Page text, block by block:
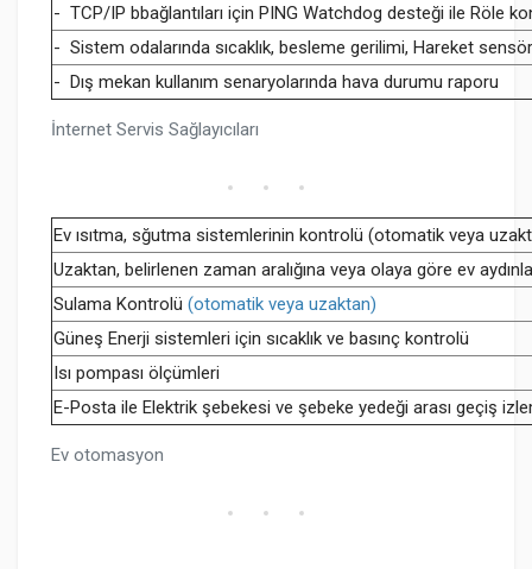
İnternet Servis Sağlayıcıları
- TCP/IP bbağlantıları için PING Watchdog desteği ile Röle
- Sistem odalarında sıcaklık, besleme gerilimi, Hareket
- Dış mekan kullanım senaryolarında hava durumu raporu
Ev otomasyon
Ev ısıtma, sğutma sistemlerinin kontrolü (otomatik veya
Uzaktan, belirlenen zaman aralığına veya olaya göre ev
Sulama Kontrolü (otomatik veya uzaktan)
Güneş Enerji sistemleri için sıcaklık ve basınç kontrolü
Isı pompası ölçümleri
E-Posta ile Elektrik şebekesi ve şebeke yedeği arası geçiş